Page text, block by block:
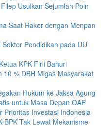
Usulkan Sejumlah Poin
Saat Raker dengan Menpan
Pendidikan pada UU
KPK Firli Bahuri
10 % DBH Migas Masyarakat
Hukum ke Jaksa Agung
untuk Masa Depan OAP
Prioritas Investasi Indonesia
BPK Tak Lewat Mekanisme